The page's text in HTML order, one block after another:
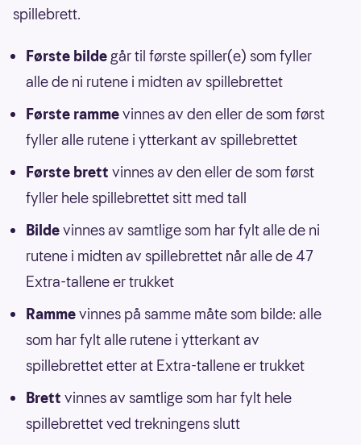
spillebrett.
Første bildegår til første spiller(e) som fyller
alle de ni rutene i midten av spillebrettet
Første rammevinnes av den eller de som først
fyller alle rutene i ytterkant av spillebrettet
Første brett vinnes av den eller de som først
fyller hele spillebrettet sitt med tall
Bildevinnes av samtlige som har fylt alle de ni
rutene i midten av spillebrettet når alle de 47
Extra-tallene er trukket
Rammevinnes på samme måte som bilde: alle
som har fylt alle rutene i ytterkant av
spillebrettet etter at Extra-tallene er trukket
Brett vinnes av samtlige som har fylt hele
spillebrettet ved trekningens slutt